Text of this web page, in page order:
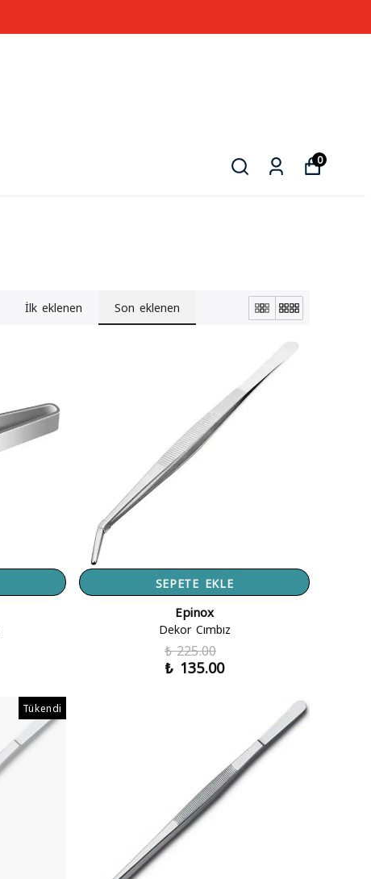
0
İlk eklenen Son eklenen
SEPETE EKLE
Epinox
Dekor Cımbız
₺ 225.00
₺ 135.00
Tükendi